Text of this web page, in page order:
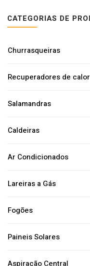
CATEGORIAS DE
Churrasqueiras
Recuperadores de calor
Salamandras
Caldeiras
Ar Condicionados
Lareiras a Gás
Fogões
Paineis Solares
Aspiração Central